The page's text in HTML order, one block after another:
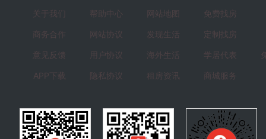
关于我们
商务合作
意见反馈
APP下载
帮助中心
网站协议
用户协议
隐私协议
网站地图
发现生活
海外生活
租房资讯
免费找房
定制找房
学居代表
商城服务